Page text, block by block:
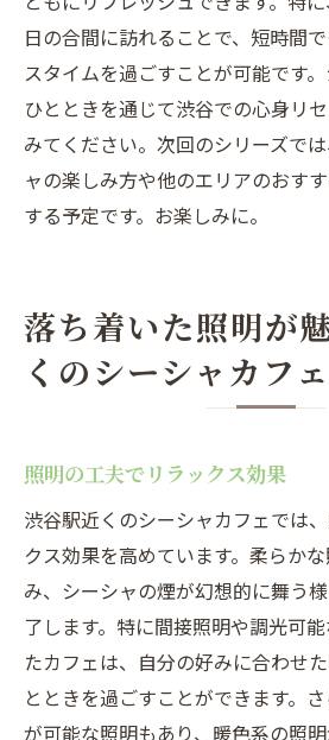
日の合間に訪れることで、短時間
スタイムを過ごすことが可能です
ひとときを通じて渋谷での心身リ
みてください。次回のシリーズで
ャの楽しみ方や他のエリアのおす
する予定です。お楽しみに。
落ち着いた照明が
くのシーシャカフェ
照明の工夫でリラックス効果
渋谷駅近くのシーシャカフェでは
クス効果を高めています。柔らか
み、シーシャの煙が幻想的に舞う
了します。特に間接照明や調光可
たカフェは、自分の好みに合わせ
とときを過ごすことができます。
が可能な照明もあり、暖色系の照